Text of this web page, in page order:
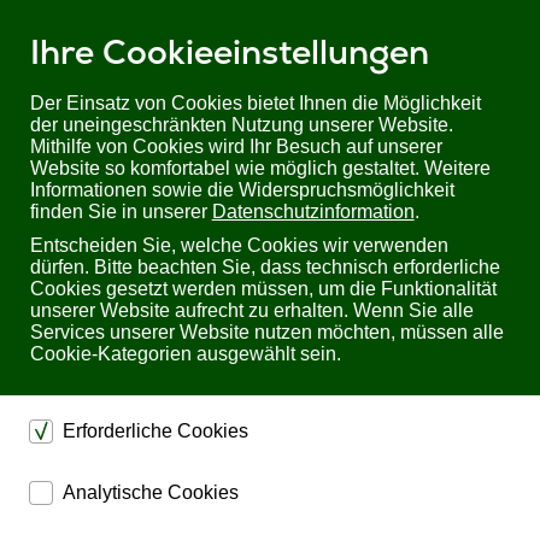
Ihre Cookieeinstellungen
Der Einsatz von Cookies bietet Ihnen die Möglichkeit
der uneingeschränkten Nutzung unserer Website.
Mithilfe von Cookies wird Ihr Besuch auf unserer
Website so komfortabel wie möglich gestaltet. Weitere
Informationen sowie die Widerspruchsmöglichkeit
finden Sie in unserer Datenschutzinformation.
Entscheiden Sie, welche Cookies wir verwenden
dürfen. Bitte beachten Sie, dass technisch erforderliche
Cookies gesetzt werden müssen, um die Funktionalität
unserer Website aufrecht zu erhalten. Wenn Sie alle
Services unserer Website nutzen möchten, müssen alle
Cookie-Kategorien ausgewählt sein.
Erforderliche Cookies
dienen dem technischen einwandfreien Betrieb unserer
Website.
Analytische Cookies
Sie befinden sich hier:Startseite Produkte
KVM
kvm-tec masterEasy ME2 | Dual Head DVI USB2.0 over IP Extender-Set
(Kupfer)
kvm-tec masterEasy ME2 Dual Head DVI USB2.0
over IP Extender-Set (Kupfer)